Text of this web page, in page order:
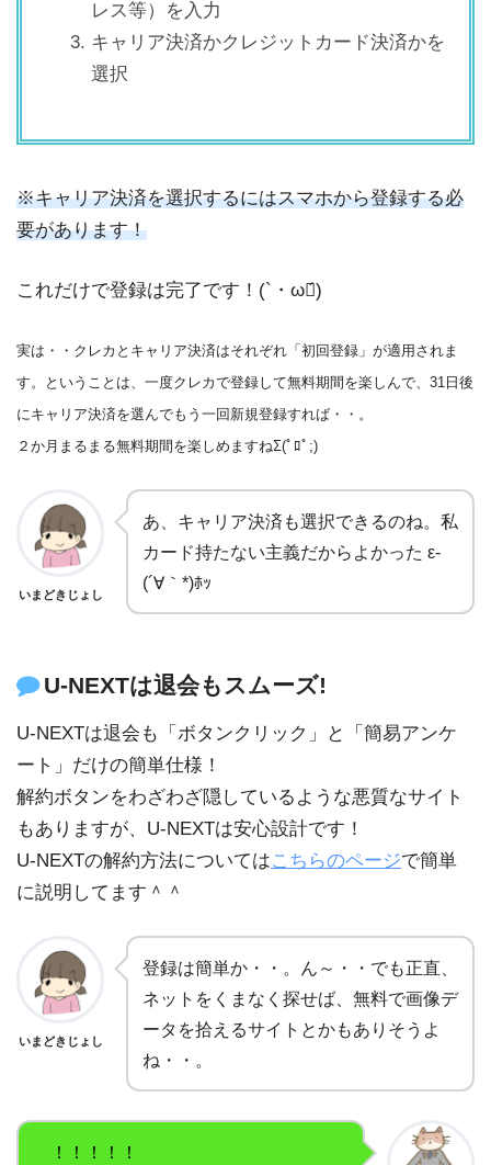
レス等）を入力
キャリア決済かクレジットカード決済かを
選択
※キャリア決済を選択するにはスマホから登録する必
要があります！
これだけで登録は完了です！(`・ω・́)ゞ
実は・・クレカとキャリア決済はそれぞれ「初回登録」が適用されま
す。ということは、一度クレカで登録して無料期間を楽しんで、31日後
にキャリア決済を選んでもう一回新規登録すれば・・。
２か月まるまる無料期間を楽しめますねΣ(ﾟﾛﾟ;)
いまどきじょし
あ、キャリア決済も選択できるのね。私
カード持たない主義だからよかった ε-
(´∀｀*)ﾎｯ
U-NEXTは退会もスムーズ!
U-NEXTは退会も「ボタンクリック」と「簡易アンケ
ート」だけの簡単仕様！
解約ボタンをわざわざ隠しているような悪質なサイト
もありますが、U-NEXTは安心設計です！
U-NEXTの解約方法についてはこちらのページで簡単
に説明してます＾＾
いまどきじょし
登録は簡単か・・。ん～・・でも正直、
ネットをくまなく探せば、無料で画像デ
ータを拾えるサイトとかもありそうよ
ね・・。
！！！！！